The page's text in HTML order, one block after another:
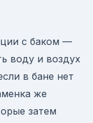
с баком —
воду и воздух
в бане нет
же
затем